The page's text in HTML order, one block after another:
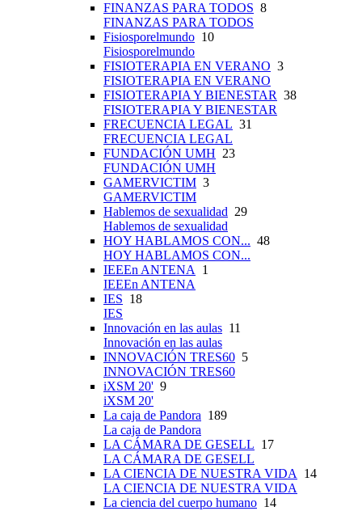
FINANZAS PARA TODOS 8
FINANZAS PARA TODOS
Fisiosporelmundo 10
Fisiosporelmundo
FISIOTERAPIA EN VERANO 3
FISIOTERAPIA EN VERANO
FISIOTERAPIA Y BIENESTAR 38
FISIOTERAPIA Y BIENESTAR
FRECUENCIA LEGAL 31
FRECUENCIA LEGAL
FUNDACIÓN UMH 23
FUNDACIÓN UMH
GAMERVICTIM 3
GAMERVICTIM
Hablemos de sexualidad 29
Hablemos de sexualidad
HOY HABLAMOS CON... 48
HOY HABLAMOS CON...
IEEEn ANTENA
1
IEEEn ANTENA
IES 18
IES
Innovación en las aulas 11
Innovación en las aulas
INNOVACIÓN TRES60 5
INNOVACIÓN TRES60
iXSM 20' 9
iXSM 20'
La caja de Pandora 189
La caja de Pandora
LA CÁMARA DE GESELL 17
LA CÁMARA DE GESELL
LA CIENCIA DE NUESTRA VIDA
14
LA CIENCIA DE NUESTRA VIDA
La ciencia del cuerpo humano 14